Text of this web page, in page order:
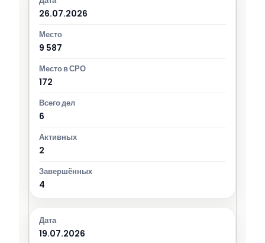
26.07.2026
9 587
172
6
2
4
19.07.2026